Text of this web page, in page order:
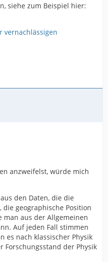
siehe zum Beispiel hier:
vernachlässigen
anzweifelst, würde mich
den Daten, die die
die geographische Position
man aus der Allgemeinen
Auf jeden Fall stimmen
es nach klassischer Physik
Forschungsstand der Physik